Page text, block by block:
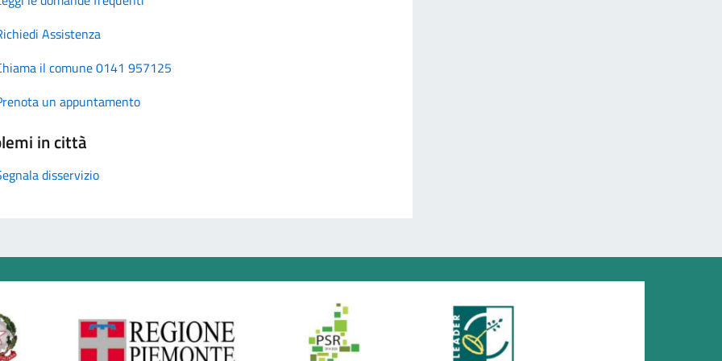
Assistenza
il comune 0141 957125
un appuntamento
in città
disservizio